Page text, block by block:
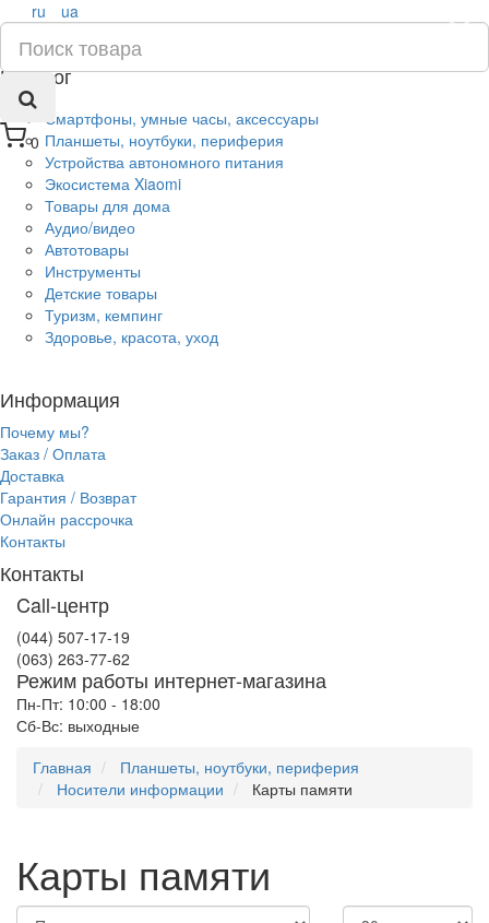
0
×
ru ua
Каталог
Смартфоны, умные часы, аксессуары
Планшеты, ноутбуки, периферия
Устройства автономного питания
Экосистема Xiaomi
Товары для дома
Аудио/видео
Автотовары
Инструменты
Детские товары
Туризм, кемпинг
Здоровье, красота, уход
Информация
Почему мы?
Заказ / Оплата
Доставка
Гарантия / Возврат
Онлайн рассрочка
Контакты
Контакты
Call-центр
(044) 507-17-19
(063) 263-77-62
Режим работы интернет-магазина
Пн-Пт: 10:00 - 18:00
Сб-Вс: выходные
Главная
Планшеты, ноутбуки, периферия
Носители информации
Карты памяти
Карты памяти